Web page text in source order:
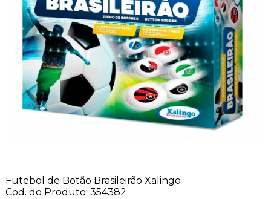
Futebol de Botão Brasileirão Xalingo
Cod. do Produto: 354382